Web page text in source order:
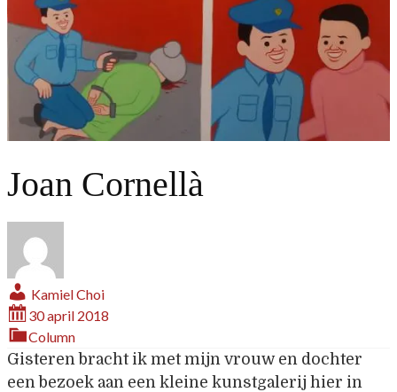
Joan Cornellà
Kamiel Choi
30 april 2018
Column
Gisteren bracht ik met mijn vrouw en dochter
een bezoek aan een kleine kunstgalerij hier in